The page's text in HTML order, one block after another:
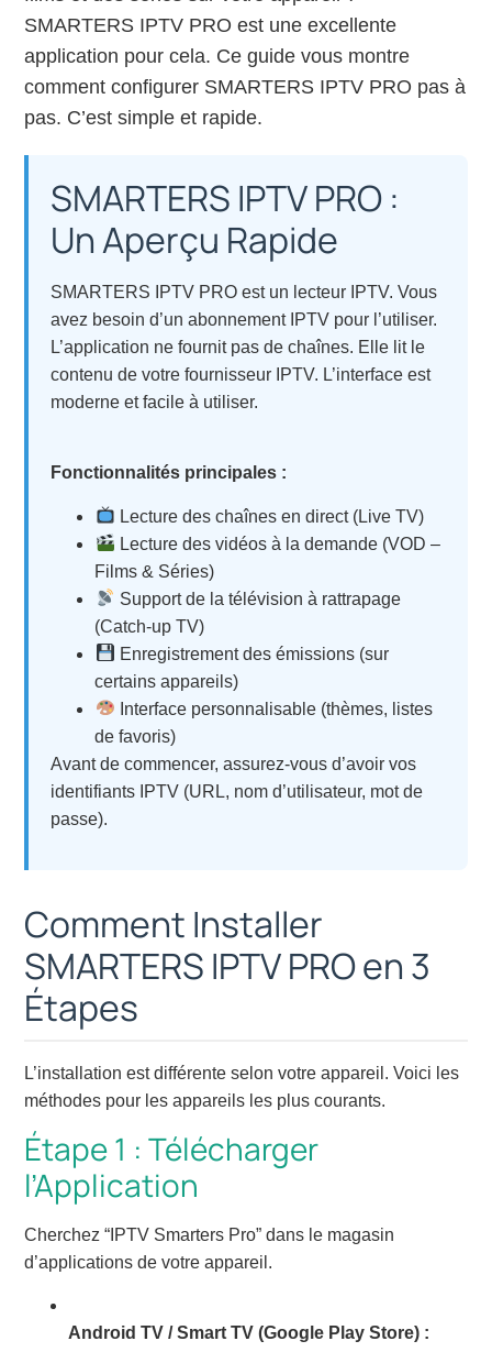
SMARTERS IPTV PRO est une excellente
application pour cela. Ce guide vous montre
comment configurer SMARTERS IPTV PRO pas à
pas. C’est simple et rapide.
SMARTERS IPTV PRO :
Un Aperçu Rapide
SMARTERS IPTV PRO est un lecteur IPTV. Vous
avez besoin d’un abonnement IPTV pour l’utiliser.
L’application ne fournit pas de chaînes. Elle lit le
contenu de votre fournisseur IPTV. L’interface est
moderne et facile à utiliser.
Fonctionnalités principales :
Lecture des chaînes en direct (Live TV)
Lecture des vidéos à la demande (VOD –
Films & Séries)
Support de la télévision à rattrapage
(Catch-up TV)
Enregistrement des émissions (sur
certains appareils)
Interface personnalisable (thèmes, listes
de favoris)
Avant de commencer, assurez-vous d’avoir vos
identifiants IPTV (URL, nom d’utilisateur, mot de
passe).
Comment Installer
SMARTERS IPTV PRO en 3
Étapes
L’installation est différente selon votre appareil. Voici les
méthodes pour les appareils les plus courants.
Étape 1 : Télécharger
l’Application
Cherchez “IPTV Smarters Pro” dans le magasin
d’applications de votre appareil.
Android TV / Smart TV (Google Play Store) :